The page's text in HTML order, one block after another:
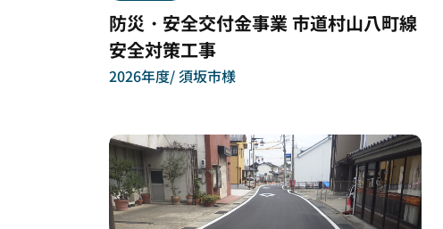
防災・安全交付金事業 市道村山八町線
安全対策工事
2026年度 須坂市様